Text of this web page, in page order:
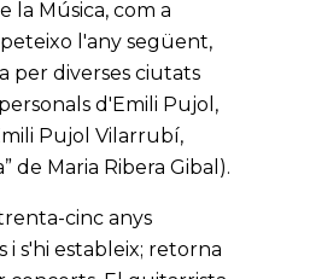
la Música, com a
l'any següent,
per diverses ciutats
d'Emili Pujol,
Pujol Vilarrubí,
de Maria Ribera Gibal).
cinc anys
i s'hi estableix; retorna